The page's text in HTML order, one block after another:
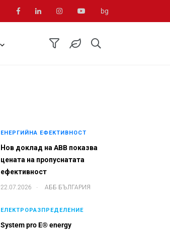
bg
ЕНЕРГИЙНА ЕФЕКТИВНОСТ
Нов доклад на ABB показва
цената на пропуснатата
ефективност
22.07.2026 . АББ БЪЛГАРИЯ
ЕЛЕКТРОРАЗПРЕДЕЛЕНИЕ
System pro E® energy